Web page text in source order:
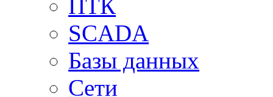
ПТК
SCADA
Базы данных
Сети